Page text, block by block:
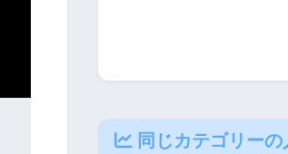
同じカテゴリー